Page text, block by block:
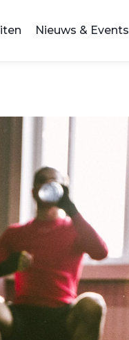
Nieuws & Events